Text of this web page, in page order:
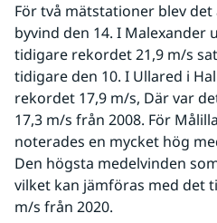
För två mätstationer blev
byvind den 14. I Malexander
tidigare rekordet 21,9 m/s
tidigare den 10. I Ullared i
rekordet 17,9 m/s, Där var
17,3 m/s från 2008. För
noterades en mycket hög
Den högsta medelvinden
vilket kan jämföras med det
m/s från 2020.